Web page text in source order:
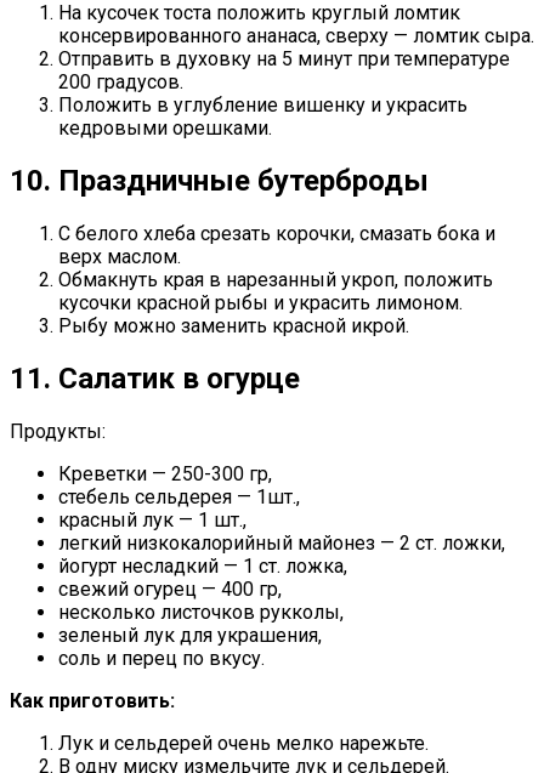
На кусочек тоста положить круглый ломтик
консервированного ананаса, сверху — ломтик сыра.
Отправить в духовку на 5 минут при температуре
200 градусов.
Положить в углубление вишенку и украсить
кедровыми орешками.
10. Праздничные бутерброды
С белого хлеба срезать корочки, смазать бока и
верх маслом.
Обмакнуть края в нарезанный укроп, положить
кусочки красной рыбы и украсить лимоном.
Рыбу можно заменить красной икрой.
11. Салатик в огурце
Продукты:
Креветки — 250-300 гр,
стебель сельдерея — 1шт.,
красный лук — 1 шт.,
легкий низкокалорийный майонез — 2 ст. ложки,
йогурт несладкий — 1 ст. ложка,
свежий огурец — 400 гр,
несколько листочков рукколы,
зеленый лук для украшения,
соль и перец по вкусу.
Как приготовить:
Лук и сельдерей очень мелко нарежьте.
В одну миску измельчите лук и сельдерей.